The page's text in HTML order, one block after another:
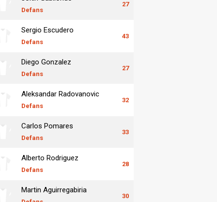
Defans
27
Sergio Escudero
Defans
43
Diego Gonzalez
Defans
27
Aleksandar Radovanovic
Defans
32
Carlos Pomares
Defans
33
Alberto Rodriguez
Defans
28
Martin Aguirregabiria
30